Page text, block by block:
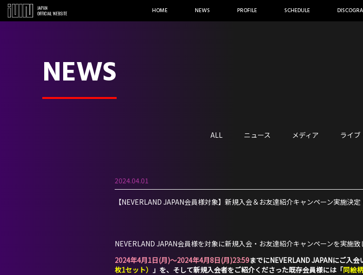
HOME NEWS PROFILE SCHEDULE
NEWS
ALL ニュース メディア ライブ
2024.04.01
【NEVERLAND JAPAN会員様対象】新規入会＆お友達紹介キャンペーン実施決定
NEVERLAND JAPAN会員様を対象に新規入会・お友達紹介キャンペーンを実施致
2024年4月1日(月)～2024年4月8日(月)23:59までにNEVERLAND JAPANにご入
枚1セット） 」を、そして新規入会者をご紹介くださった既存会員様には「同絵